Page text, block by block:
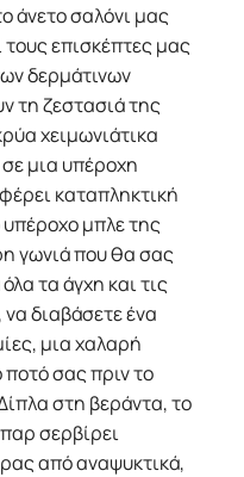
άνετο σαλόνι μας
επισκέπτες μας
δερμάτινων
τη ζεστασιά της
χειμωνιάτικα
σε μια υπέροχη
καταπληκτική
μπλε της
γωνιά που θα σας
τα άγχη και τις
διαβάσετε ένα
μια χαλαρή
σας πριν το
στη βεράντα, το
σερβίρει
από αναψυκτικά,